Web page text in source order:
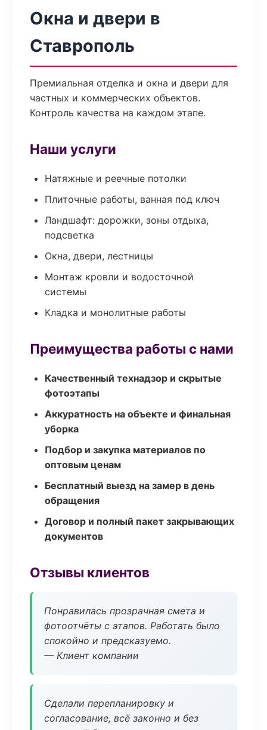
Окна и двери в
Ставрополь
Премиальная отделка и окна и двери для
частных и коммерческих объектов.
Контроль качества на каждом этапе.
Наши услуги
Натяжные и реечные потолки
Плиточные работы, ванная под ключ
Ландшафт: дорожки, зоны отдыха,
подсветка
Окна, двери, лестницы
Монтаж кровли и водосточной
системы
Кладка и монолитные работы
Преимущества работы с нами
Качественный технадзор и скрытые
фотоэтапы
Аккуратность на объекте и финальная
уборка
Подбор и закупка материалов по
оптовым ценам
Бесплатный выезд на замер в день
обращения
Договор и полный пакет закрывающих
документов
Отзывы клиентов
Понравилась прозрачная смета и
фотоотчёты с этапов. Работать было
спокойно и предсказуемо.
— Клиент компании
Сделали перепланировку и
согласование, всё законно и без